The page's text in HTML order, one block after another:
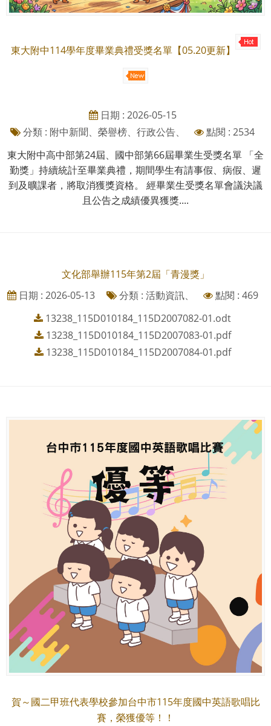
東大附中114學年度畢業典禮受獎名單【05.20更新】
日期 : 2026-05-15
分類 : 附中新聞、榮譽榜、行政公告、
點閱 : 2534
東大附中高中部第24屆、國中部第66屆畢業生受獎名單 「全
勤獎」持續統計至畢業典禮，期間學生有請事假、病假、遲
到及曠課者，將取消獲獎資格。 經畢業生受獎名單會議決議
且公告之成績優異獲獎....
文化部舉辦115年第2屆「青漫獎」
日期 : 2026-05-13
分類 : 活動資訊、
點閱 : 469
13238_115D010184_115D2007082-01.odt
13238_115D010184_115D2007083-01.pdf
13238_115D010184_115D2007084-01.pdf
賀～國二甲班代表學校參加台中市115年度國中英語歌唱比
賽，榮獲優等！！